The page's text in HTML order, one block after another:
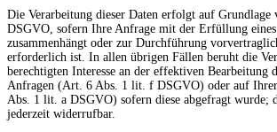
Die Verarbeitung dieser Daten erfolgt auf
DSGVO, sofern Ihre Anfrage mit der Erfüllung eines
zusammenhängt oder zur Durchführung
erforderlich ist. In allen übrigen Fällen beruht die
berechtigten Interesse an der effektiven Bearbeitung
Anfragen (Art. 6 Abs. 1 lit. f DSGVO) oder auf
Abs. 1 lit. a DSGVO) sofern diese abgefragt
jederzeit widerrufbar.